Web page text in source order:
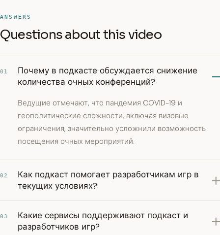
ANSWERS
Questions about this video
01
Почему в подкасте обсуждается снижение
количества очных конференций?
Ведущие отмечают, что пандемия COVID-19 и
геополитические сложности, включая визовые
ограничения, значительно усложнили возможность
посещения очных мероприятий.
02
Как подкаст помогает разработчикам игр в
текущих условиях?
03
Какие сервисы поддерживают подкаст и
разработчиков игр?